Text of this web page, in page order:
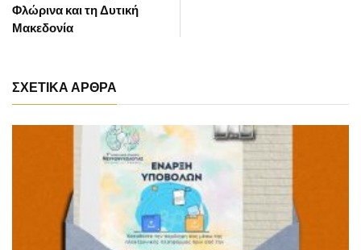
Φλώρινα και τη Δυτική
Μακεδονία
ΣΧΕΤΙΚΑ ΑΡΘΡΑ